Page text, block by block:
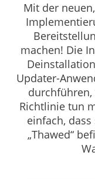
Mit der
machen! Die
Updater-
Richtlinie tun
einfach,
„Thawed“